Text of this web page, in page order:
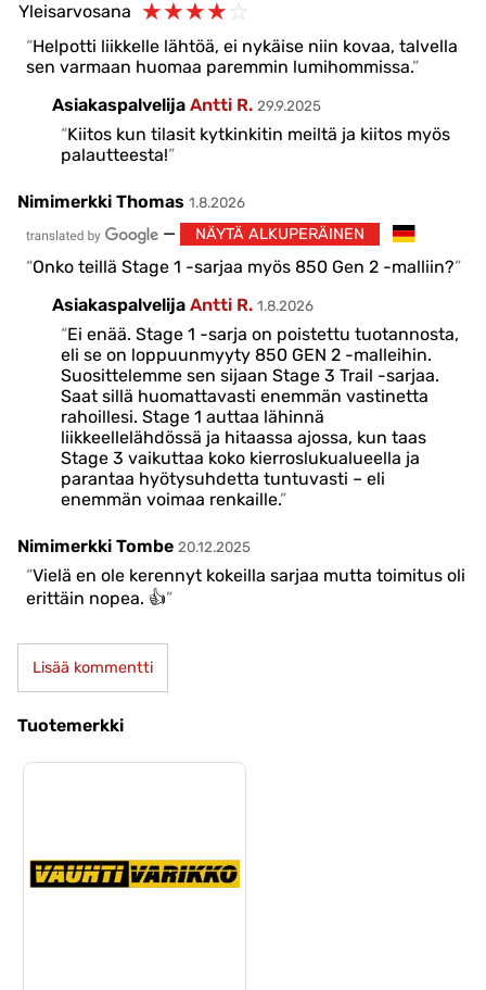
Yleisarvosana ☆☆☆☆☆
Helpotti liikkelle lähtöä, ei nykäise niin kovaa, talvella
sen varmaan huomaa paremmin lumihommissa.
Asiakaspalvelija Antti R. 29.9.2025
Kiitos kun tilasit kytkinkitin meiltä ja kiitos myös
palautteesta!
Nimimerkki Thomas 1.8.2026
— NÄYTÄ ALKUPERÄINEN
Onko teillä Stage 1 -sarjaa myös 850 Gen 2 -malliin?
Asiakaspalvelija Antti R. 1.8.2026
Ei enää. Stage 1 -sarja on poistettu tuotannosta,
eli se on loppuunmyyty 850 GEN 2 -malleihin.
Suosittelemme sen sijaan Stage 3 Trail -sarjaa.
Saat sillä huomattavasti enemmän vastinetta
rahoillesi. Stage 1 auttaa lähinnä
liikkeellelähdössä ja hitaassa ajossa, kun taas
Stage 3 vaikuttaa koko kierroslukualueella ja
parantaa hyötysuhdetta tuntuvasti – eli
enemmän voimaa renkaille.
Nimimerkki Tombe 20.12.2025
Vielä en ole kerennyt kokeilla sarjaa mutta toimitus oli
erittäin nopea. 👍
Lisää kommentti
Tuotemerkki